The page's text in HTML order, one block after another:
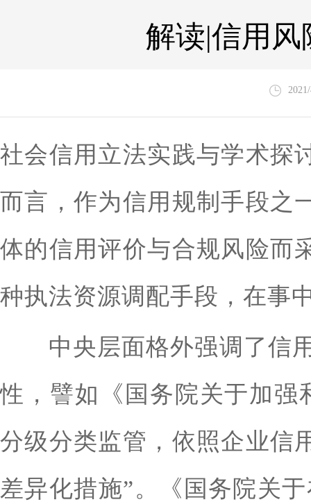
解读|信用
社会信用立法实践与学术探
而言，作为信用规制手段之
体的信用评价与合规风险而
种执法资源调配手段，在事
中央层面格外强调了信用
性，譬如《国务院关于加强
分级分类监管，依照企业信
差异化措施”。《国务院关